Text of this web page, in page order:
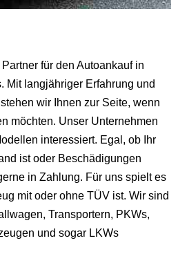
für den Autoankauf in
Mit langjähriger Erfahrung und
wir Ihnen zur Seite, wenn
möchten. Unser Unternehmen
interessiert. Egal, ob Ihr
ist oder Beschädigungen
in Zahlung. Für uns spielt es
mit oder ohne TÜV ist. Wir sind
Transportern, PKWs,
und sogar LKWs